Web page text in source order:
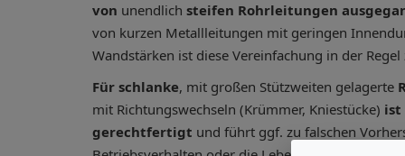
von unendlich steifen Rohrleitungen
von kurzen Metallleitungen mit geringen
Wandstärken ist diese Vereinfachung in der Regel
Für schlanke, mit großen Stützweiten gelagerte
mit Richtungswechseln (Krümmer, Kniestücke) ist
gerechtfertigt und führt ggf. zu falschen